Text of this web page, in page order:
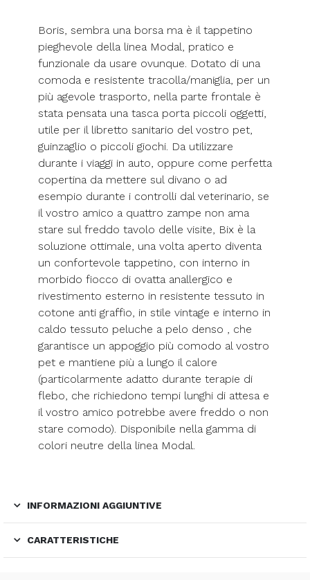
Boris, sembra una borsa ma è il tappetino
pieghevole della linea Modal, pratico e
funzionale da usare ovunque. Dotato di una
comoda e resistente tracolla/maniglia, per un
più agevole trasporto, nella parte frontale è
stata pensata una tasca porta piccoli oggetti,
utile per il libretto sanitario del vostro pet,
guinzaglio o piccoli giochi. Da utilizzare
durante i viaggi in auto, oppure come perfetta
copertina da mettere sul divano o ad
esempio durante i controlli dal veterinario, se
il vostro amico a quattro zampe non ama
stare sul freddo tavolo delle visite, Bix è la
soluzione ottimale, una volta aperto diventa
un confortevole tappetino, con interno in
morbido fiocco di ovatta anallergico e
rivestimento esterno in resistente tessuto in
cotone anti graffio, in stile vintage e interno in
caldo tessuto peluche a pelo denso , che
garantisce un appoggio più comodo al vostro
pet e mantiene più a lungo il calore
(particolarmente adatto durante terapie di
flebo, che richiedono tempi lunghi di attesa e
il vostro amico potrebbe avere freddo o non
stare comodo). Disponibile nella gamma di
colori neutre della linea Modal.
INFORMAZIONI AGGIUNTIVE
CARATTERISTICHE